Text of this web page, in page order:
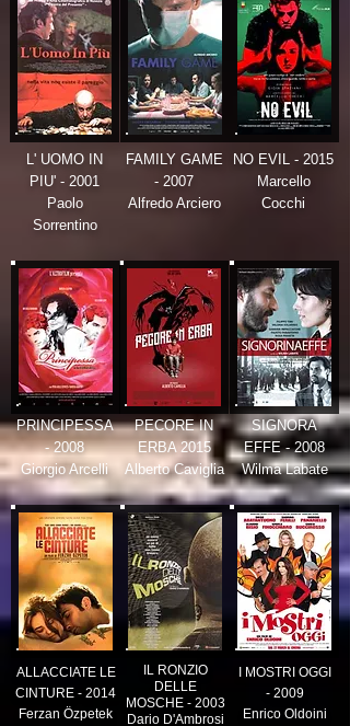
L' UOMO IN
PIU' - 2001
Paolo
Sorrentino
FAMILY GAME
- 2007
Alfredo Arciero
NO EVIL - 2015
Marcello
Cocchi
PRINCIPESSA
- 2008
Giorgio Arcelli
PECORE IN
ERBA 2015
Alberto Caviglia
SIGNORA
EFFE - 2008
Wilma Labate
ALLACCIATE LE
CINTURE - 2014
Ferzan Özpetek
IL RONZIO
DELLE
MOSCHE - 2003
Dario D'Ambrosi
I MOSTRI OGGI
- 2009
Enrico Oldoini